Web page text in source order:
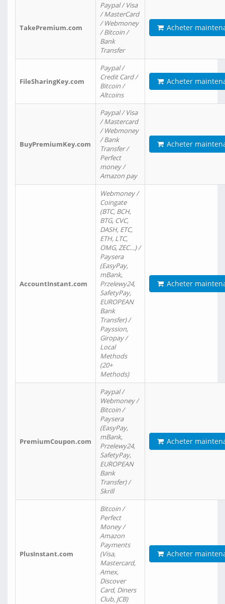
TakePremium.com
Paypal / Visa
/ MasterCard
/ Webmoney
/ Bitcoin /
Bank
Transfer
Acheter
FileSharingKey.com
Paypal /
Credit Card /
Bitcoin /
Altcoins
Acheter
BuyPremiumKey.com
Paypal / Visa
/ Mastercard
/ Webmoney
/ Bank
Transfer /
Perfect
money /
Amazon pay
Acheter
AccountInstant.com
Webmoney /
Coingate
(BTC, BCH,
BTG, CVC,
DASH, ETC,
ETH, LTC,
OMG, ZEC…) /
Paysera
(EasyPay,
mBank,
Przelewy24,
SafetyPay,
EUROPEAN
Bank
Transfer) /
Payssion,
Giropay /
Local
Methods
(20+
Methods)
Acheter
PremiumCoupon.com
Paypal /
Webmoney /
Bitcoin /
Paysera
(EasyPay,
mBank,
Przelewy24,
SafetyPay,
EUROPEAN
Bank
Transfer) /
Skrill
Acheter
PlusInstant.com
Bitcoin /
Perfect
Money /
Amazon
Payments
(Visa,
Mastercard,
Amex,
Discover
Card, Diners
Club, JCB)
Acheter